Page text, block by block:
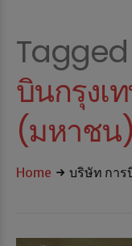
บินกรุงเ
(มหาชน)
Home บริษัท การ